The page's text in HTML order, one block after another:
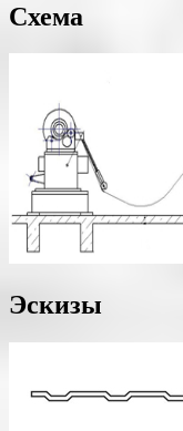
Схема
Эскизы